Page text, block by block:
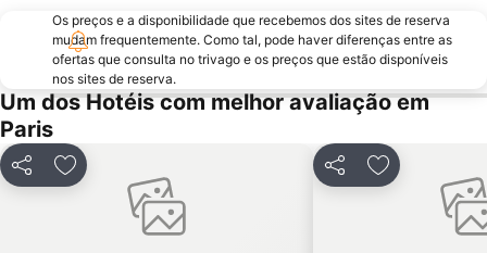
2nd district la Bourse
Palais des Congrès de Paris
Palais Garnier Opera National de Paris
La Défense
Les Halles
Nation Metro Station
Galerias Lafayette Paris Haussmann
St-Germain-des-Prés
10th district Entrepôt
16th district Passy
Gare de Lyon Metro Station
Os preços e a disponibilidade que recebemos dos sites de reserva
mudam frequentemente. Como tal, pode haver diferenças entre as
ofertas que consulta no trivago e os preços que estão disponíveis
nos sites de reserva.
Um dos Hotéis com melhor avaliação em
Paris
PartilharAdicionar aos favoritos PartilharAdicionar